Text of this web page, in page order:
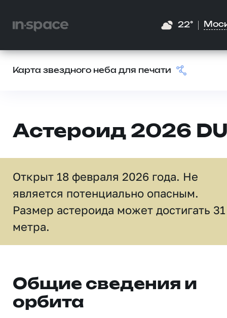
22°
Карта звездного неба для печати
Астероид 2026
Открыт 18 февраля 2026 года. Не
является потенциально опасным.
Размер астероида может достигать 31
метра.
Общие сведения и
орбита